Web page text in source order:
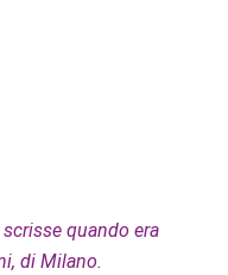
quando era
di Milano.